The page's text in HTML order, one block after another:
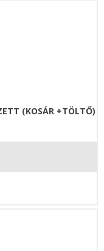
(KOSÁR +TÖLTŐ)